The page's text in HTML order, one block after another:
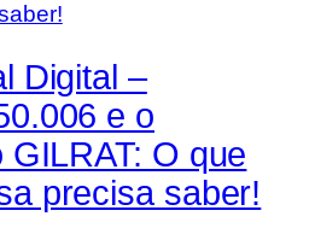
Digital –
e o
GILRAT: O que
precisa saber!